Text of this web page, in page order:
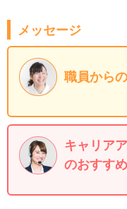
メッセージ
職員から
キャリア
のおすす